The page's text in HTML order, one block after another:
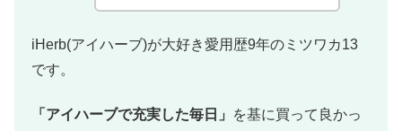
iHerb(アイハーブ)が大好き愛用歴9年のミツワカ13
です。
「アイハーブで充実した毎日」
を基に買って良かっ